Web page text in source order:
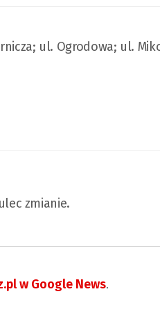
ul. Ogrodowa; ul.
zmianie.
w Google News.